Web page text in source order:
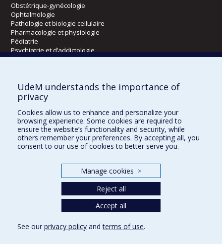
Obstétrique-gynécologie
Ophtalmologie
Pathologie et biologie cellulaire
Pharmacologie et physiologie
Pédiatrie
Psychiatrie et d’addictologie
Radiologie, radio-oncologie et médecine nucléaire
Écoles
Orthophonie et audiologie
Réadaptation
Directions
UdeM understands the importance of
privacy
Cookies allow us to enhance and personalize your
browsing experience. Some cookies are required to
ensure the website’s functionality and security, while
others remember your preferences. By accepting all, you
consent to our use of cookies to better serve you.
Manage cookies >
Reject all
Accept all
See our privacy policy andterms of use.